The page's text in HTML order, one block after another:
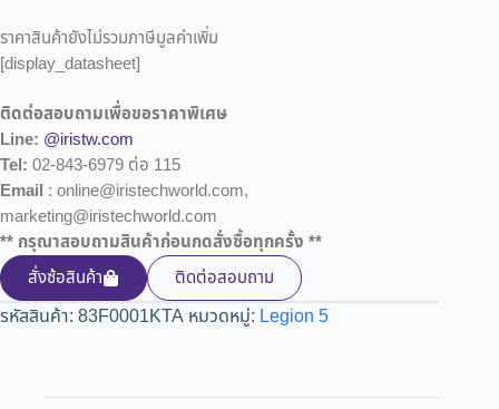
ราคาสินค้ายังไม่รวมภาษีมูลค่าเพิ่ม
[display_datasheet]
ติดต่อสอบถามเพื่อขอราคาพิเศษ
Line: @iristw.com
Tel: 02-843-6979 ต่อ 115
Email : online@iristechworld.com,
marketing@iristechworld.com
** กรุณาสอบถามสินค้าก่อนกดสั่งซื้อทุกครั้ง **
สั่งซ้อสินค้า
ติดต่อสอบถาม
รหัสสินค้า: 83F0001KTA หมวดหมู่: Legion 5